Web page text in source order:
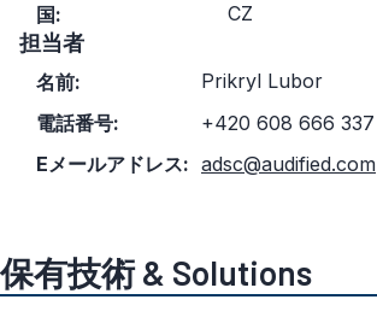
国:
CZ
担当者
名前:
Prikryl Lubor
電話番号:
+420 608 666 337
Eメールアドレス: adsc@audified.com
保有技術 & Solutions